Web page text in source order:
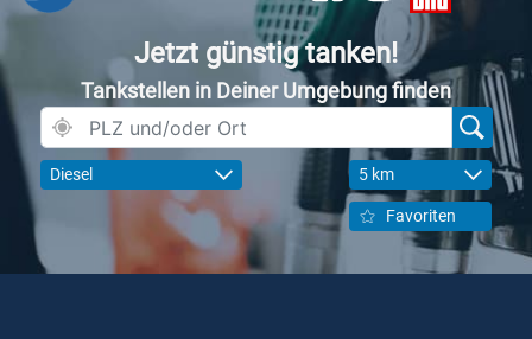
Jetzt günstig tanken!
Tankstellen in Deiner Umgebung finden
Diesel 5 km
Favoriten